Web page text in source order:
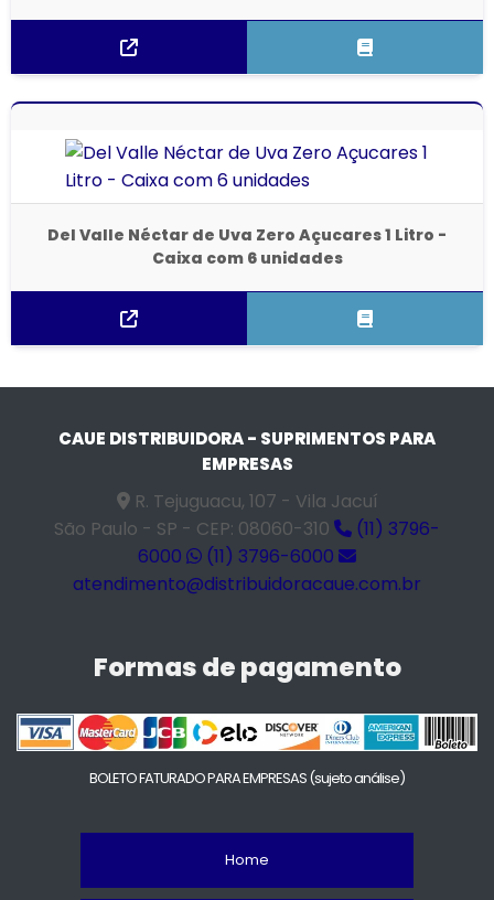
Del Valle Néctar de Uva Zero Açucares 1 Litro -
Caixa com 6 unidades
CAUE DISTRIBUIDORA - SUPRIMENTOS PARA
EMPRESAS
R. Tejuguacu, 107 - Vila Jacuí
São Paulo - SP - CEP: 08060-310
(11) 3796-
6000
(11) 3796-6000
atendimento@distribuidoracaue.com.br
Formas de pagamento
BOLETO FATURADO PARA EMPRESAS(sujeto análise)
Home